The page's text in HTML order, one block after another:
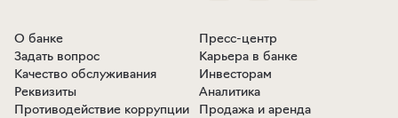
О банке
Задать вопрос
Качество обслуживания
Реквизиты
Противодействие коррупции
Пресс-центр
Карьера в банке
Инвесторам
Аналитика
Продажа и аренда